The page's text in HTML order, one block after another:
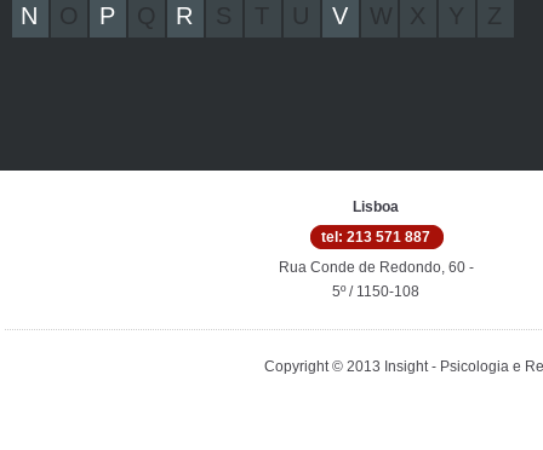
N
O P Q R S V W X Y Z
Lisboa
tel: 213 571 887
Rua Conde de Redondo, 60 -
5º / 1150-108
Copyright © 2013 Insight - Psicologia e